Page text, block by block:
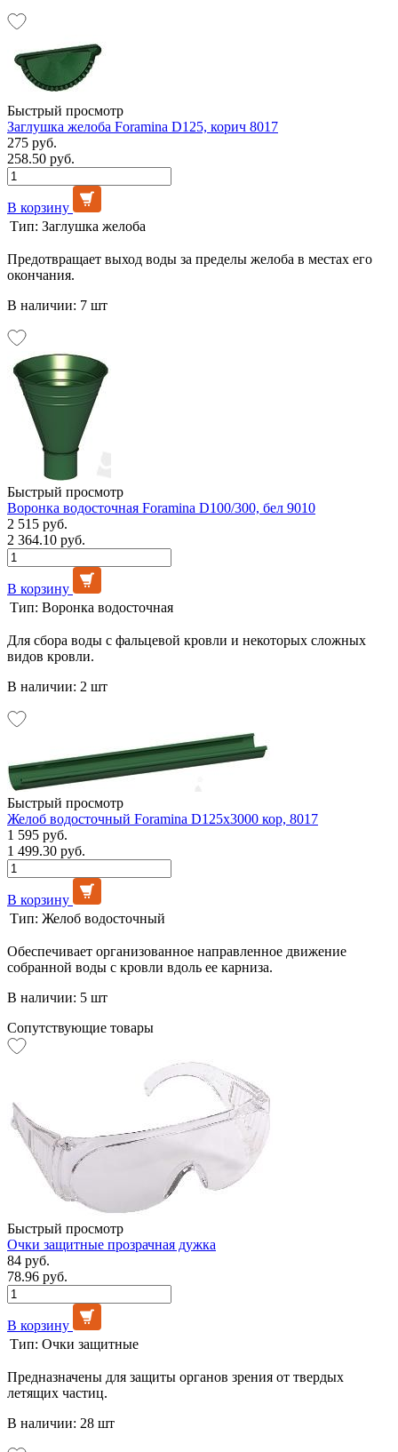
Быстрый просмотр
Заглушка желоба Foramina D125, корич 8017
275 руб.
258.50 руб.
В корзину
Тип: Заглушка желоба
Предотвращает выход воды за пределы желоба в местах его
окончания.
В наличии: 7 шт
Быстрый просмотр
Воронка водосточная Foramina D100/300, бел 9010
2 515 руб.
2 364.10 руб.
В корзину
Тип: Воронка водосточная
Для сбора воды с фальцевой кровли и некоторых сложных
видов кровли.
В наличии: 2 шт
Быстрый просмотр
Желоб водосточный Foramina D125х3000 кор, 8017
1 595 руб.
1 499.30 руб.
В корзину
Тип: Желоб водосточный
Обеспечивает организованное направленное движение
собранной воды с кровли вдоль ее карниза.
В наличии: 5 шт
Сопутствующие товары
Быстрый просмотр
Очки защитные прозрачная дужка
84 руб.
78.96 руб.
В корзину
Тип: Очки защитные
Предназначены для защиты органов зрения от твердых
летящих частиц.
В наличии: 28 шт